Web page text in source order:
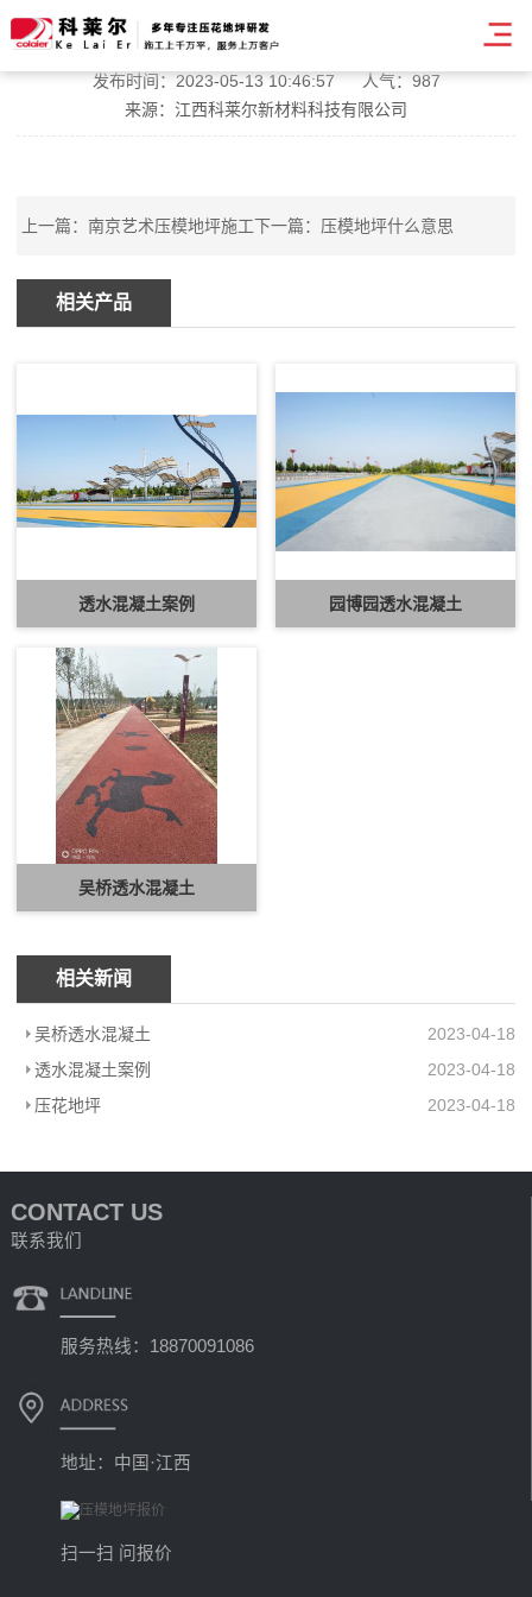
贵州压模艺术地坪报价
发布时间：2023-05-13 10:46:57
人气：987
来源：江西科莱尔新材料科技有限公司
上一篇：南京艺术压模地坪施工下一篇： 压模地坪什么意思
相关产品
透水混凝土案例 园博园透水混凝土
吴桥透水混凝土
相关新闻
吴桥透水混凝土
2023-04-18
透水混凝土案例
2023-04-18
压花地坪
2023-04-18
CONTACT US
联系我们
服务热线：18870091086
地址：中国·江西
扫一扫 问报价